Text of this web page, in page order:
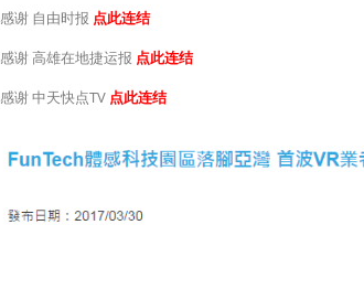
感谢 自由时报 点此连结
感谢 高雄在地捷运报 点此连结
感谢 中天快点TV 点此连结